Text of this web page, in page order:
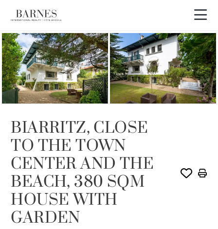
VENDIDO POR BARNES
BIARRITZ, CLOSE
TO THE TOWN
CENTER AND THE
BEACH, 380 SQM
HOUSE WITH
GARDEN